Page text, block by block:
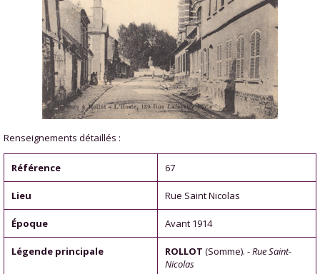
Renseignements détaillés :
Référence 67
Lieu Rue Saint Nicolas
Époque Avant 1914
Légende principale ROLLOT (Somme). -Rue Saint-
Nicolas